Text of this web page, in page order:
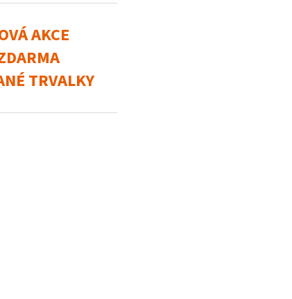
AKCE
TRVALKY